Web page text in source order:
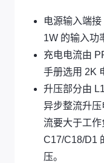
电源输入端
1W 的输入功
充电电流由
手册选用 2K
升压部分由
异步整流升
流要大于工
C17/C18/D1
压。